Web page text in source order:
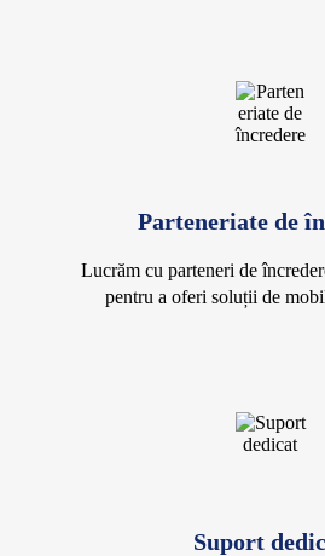
Parteneriate de
Lucrăm cu parteneri de
pentru a oferi soluții de
Suport